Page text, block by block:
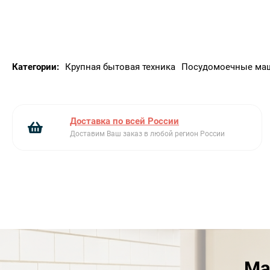
Категории: Крупная бытовая техника Посудомоечные
Доставка по всей России
Доставим Ваш заказ в любой регион России